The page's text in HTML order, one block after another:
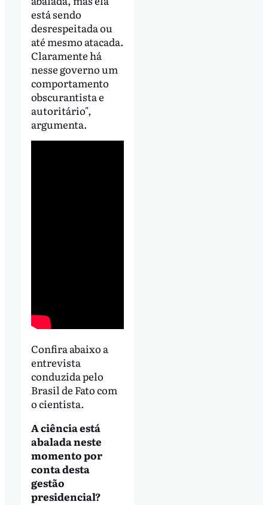
está sendo
desrespeitada ou
até mesmo atacada.
Claramente há
nesse governo um
comportamento
obscurantista e
autoritário",
argumenta.
Confira abaixo a
entrevista
conduzida pelo
Brasil de Fato com
o cientista.
A ciência está
abalada neste
momento por
conta desta
gestão
presidencial?